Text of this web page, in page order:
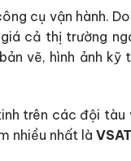
cụ vận hành.
cả thị trường
vẽ, hình ảnh kỹ
trên các đội
nhiều nhất là